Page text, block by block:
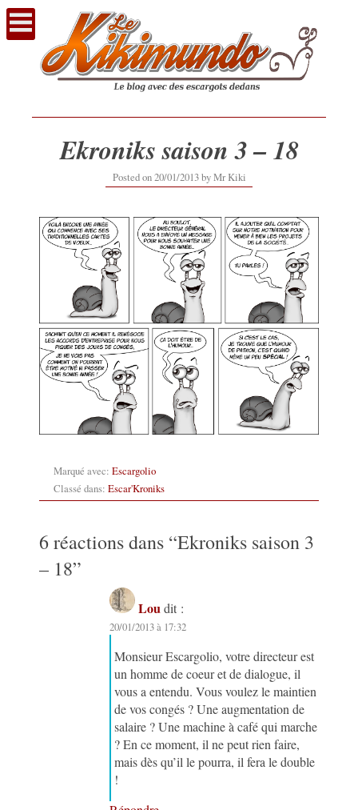
Voir
contenu
Ekroniks saison 3 – 18
Posted on20/01/2013byMr Kiki
Marqué avec: Escargolio
Classé dans: Escar'Kroniks
6 réactions dans “Ekroniks saison 3
– 18”
Lou dit :
20/01/2013 à 17:32
Monsieur Escargolio, votre directeur est
un homme de coeur et de dialogue, il
vous a entendu. Vous voulez le maintien
de vos congés ? Une augmentation de
salaire ? Une machine à café qui marche
? En ce moment, il ne peut rien faire,
mais dès qu’il le pourra, il fera le double
!